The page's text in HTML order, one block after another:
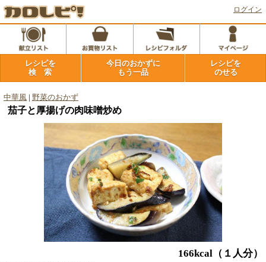
ログイン
レシピを
検 索
今日のおかずに
もう一品
レシピを
のせる
中華風 野菜のおかず
茄子と厚揚げの肉味噌炒め
166kcal （１人分）